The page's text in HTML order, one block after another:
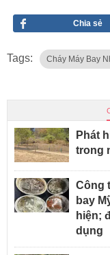
Chia sẻ
Tags: Cháy Máy Bay
Phát
trong
Công
bay
hiện;
dụng